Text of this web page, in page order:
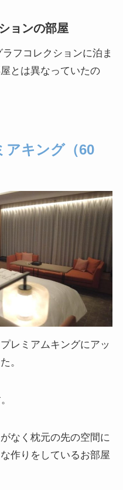
ョンの部屋
フコレクションに泊ま
とは異なっていたの
アキング（60
レミアムキングにアッ
。
なく枕元の先の空間に
作りをしているお部屋